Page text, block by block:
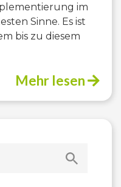
im
Sinne. Es ist
bis zu diesem
Mehr lesen